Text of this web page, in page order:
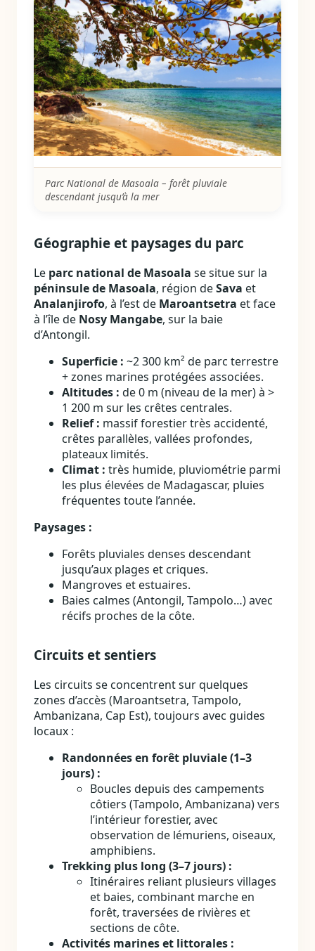
Parc National de Masoala – forêt pluviale
descendant jusqu’à la mer
Géographie et paysages du parc
Le parc national de Masoala se situe sur la
péninsule de Masoala, région deSava et
Analanjirofo, à l’est de Maroantsetra et face
à l’île de Nosy Mangabe, sur la baie
d’Antongil.
Superficie : ~2 300 km² de parc terrestre
+ zones marines protégées associées.
Altitudes : de 0 m (niveau de la mer) à >
1 200 m sur les crêtes centrales.
Relief : massif forestier très accidenté,
crêtes parallèles, vallées profondes,
plateaux limités.
Climat : très humide, pluviométrie parmi
les plus élevées de Madagascar, pluies
fréquentes toute l’année.
Paysages :
Forêts pluviales denses descendant
jusqu’aux plages et criques.
Mangroves et estuaires.
Baies calmes (Antongil, Tampolo…) avec
récifs proches de la côte.
Circuits et sentiers
Les circuits se concentrent sur quelques
zones d’accès (Maroantsetra, Tampolo,
Ambanizana, Cap Est), toujours avec guides
locaux :
Randonnées en forêt pluviale (1–3
jours) :
Boucles depuis des campements
côtiers (Tampolo, Ambanizana) vers
l’intérieur forestier, avec
observation de lémuriens, oiseaux,
amphibiens.
Trekking plus long (3–7 jours) :
Itinéraires reliant plusieurs villages
et baies, combinant marche en
forêt, traversées de rivières et
sections de côte.
Activités marines et littorales :